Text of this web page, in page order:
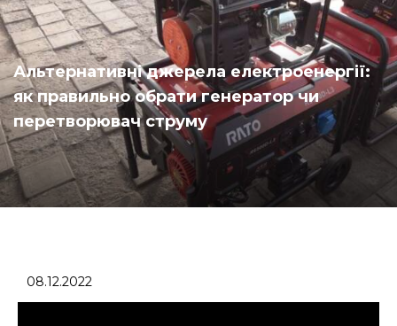
Альтернативні джерела електроенергії:
як правильно обрати генератор чи
перетворювач струму
08.12.2022